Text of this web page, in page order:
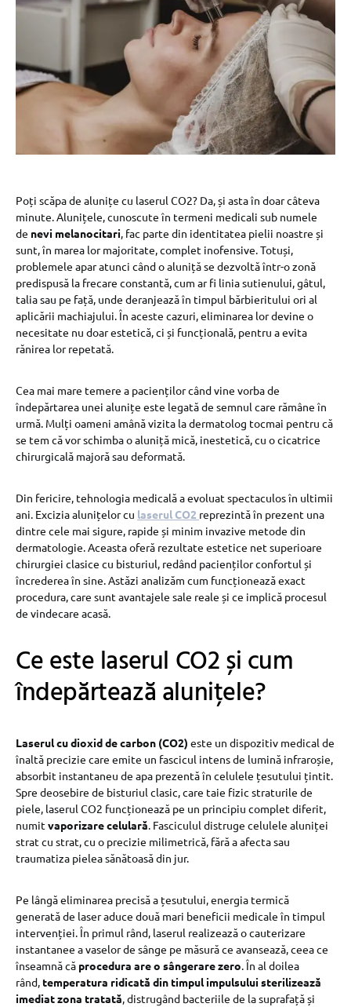
Poți scăpa de alunițe cu laserul CO2? Da, și asta în doar câteva
minute. Alunițele, cunoscute în termeni medicali sub numele
de nevi melanocitari, fac parte din identitatea pielii noastre și
sunt, în marea lor majoritate, complet inofensive. Totuși,
problemele apar atunci când o aluniță se dezvoltă într-o zonă
predispusă la frecare constantă, cum ar fi linia sutienului, gâtul,
talia sau pe față, unde deranjează în timpul bărbieritului ori al
aplicării machiajului. În aceste cazuri, eliminarea lor devine o
necesitate nu doar estetică, ci și funcțională, pentru a evita
rănirea lor repetată.
Cea mai mare temere a pacienților când vine vorba de
îndepărtarea unei alunițe este legată de semnul care rămâne în
urmă. Mulți oameni amână vizita la dermatolog tocmai pentru că
se tem că vor schimba o aluniță mică, inestetică, cu o cicatrice
chirurgicală majoră sau deformată.
Din fericire, tehnologia medicală a evoluat spectaculos în ultimii
ani. Excizia alunițelor cu laserul CO2 reprezintă în prezent una
dintre cele mai sigure, rapide și minim invazive metode din
dermatologie. Aceasta oferă rezultate estetice net superioare
chirurgiei clasice cu bisturiul, redând pacienților confortul și
încrederea în sine. Astăzi analizăm cum funcționează exact
procedura, care sunt avantajele sale reale și ce implică procesul
de vindecare acasă.
Ce este laserul CO2 și cum
îndepărtează alunițele?
Laserul cu dioxid de carbon (CO2) este un dispozitiv medical de
înaltă precizie care emite un fascicul intens de lumină infraroșie,
absorbit instantaneu de apa prezentă în celulele țesutului țintit.
Spre deosebire de bisturiul clasic, care taie fizic straturile de
piele, laserul CO2 funcționează pe un principiu complet diferit,
numit vaporizare celulară. Fasciculul distruge celulele aluniței
strat cu strat, cu o precizie milimetrică, fără a afecta sau
traumatiza pielea sănătoasă din jur.
Pe lângă eliminarea precisă a țesutului, energia termică
generată de laser aduce două mari beneficii medicale în timpul
intervenției. În primul rând, laserul realizează o cauterizare
instantanee a vaselor de sânge pe măsură ce avansează, ceea ce
înseamnă că procedura are o sângerare zero. În al doilea
rând, temperatura ridicată din timpul impulsului sterilizează
imediat zona tratată, distrugând bacteriile de la suprafață și